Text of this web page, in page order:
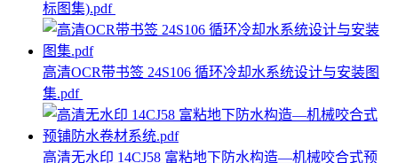
标图集).pdf
高清OCR带书签 24S106 循环冷却水系统设计与安装图
集.pdf
高清无水印 14CJ58 富粘地下防水构造—机械咬合式预